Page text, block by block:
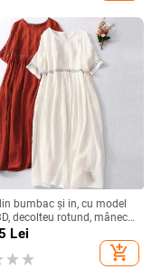
bumbac și in, cu model
decolteu rotund, mâneci
lejeră, croială în linie A,
Lei
add_shopping_cart